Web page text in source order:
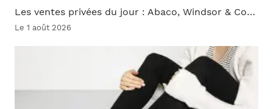
Les ventes privées du jour : Abaco, Windsor & Co…
Le 1 août 2026